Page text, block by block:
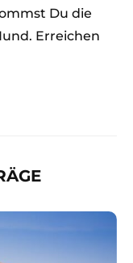
Du die
Erreichen